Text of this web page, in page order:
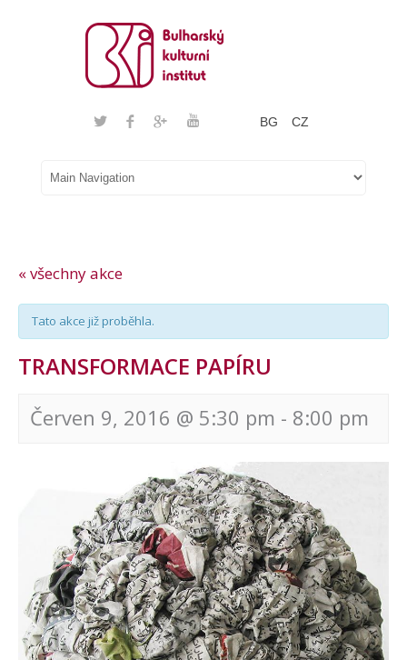
BG CZ
« všechny akce
Tato akce již proběhla.
TRANSFORMACE PAPÍRU
Červen 9, 2016 @ 5:30 pm - 8:00 pm